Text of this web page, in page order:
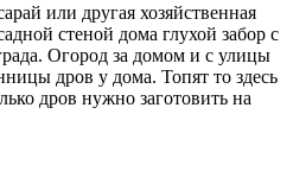
или другая хозяйственная
стеной дома глухой забор с
Огород за домом и с улицы
дров у дома. Топят то здесь
дров нужно заготовить на